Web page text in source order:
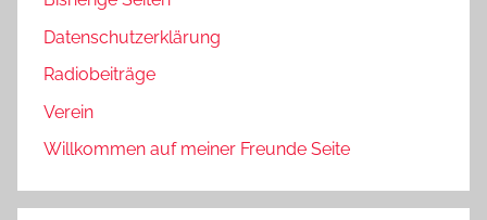
Datenschutzerklärung
Radiobeiträge
Verein
Willkommen auf meiner Freunde Seite